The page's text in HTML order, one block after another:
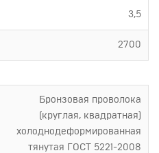
3,5
2700
Бронзовая проволока
(круглая, квадратная)
холоднодеформированная
тянутая ГОСТ 5221-2008